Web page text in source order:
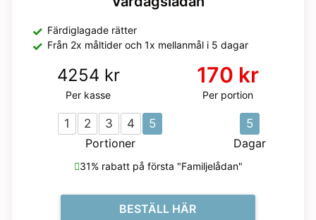
Färdiglagade rätter
Från 2x måltider och 1x mellanmål i 5 dagar
4254 kr
Per kasse
170 kr
Per portion
1 2 3 4
5
Portioner
5
Dagar
31% rabatt på första "Familjelådan"
BESTÄLL HÄR